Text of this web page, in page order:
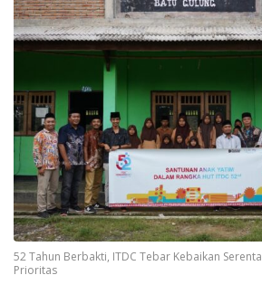
52 Tahun Berbakti, ITDC Tebar Kebaikan
Prioritas